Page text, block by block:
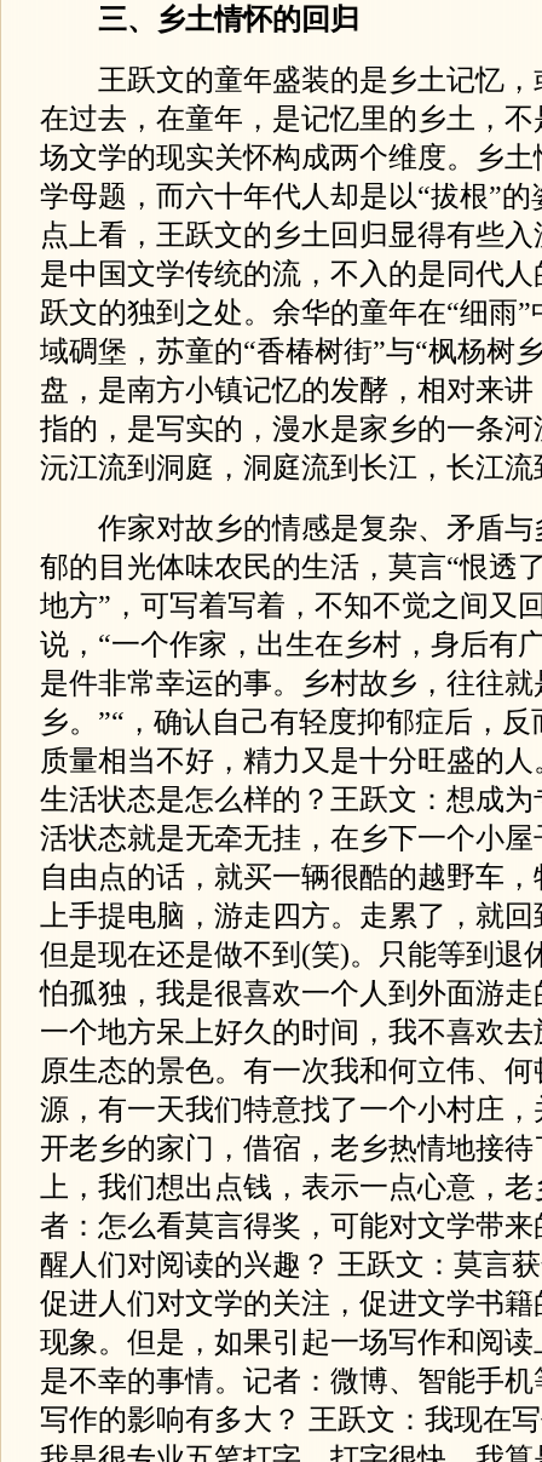
三、乡土情怀的回归
王跃文的童年盛装的是乡土记忆，
在过去，在童年，是记忆里的乡土，
场文学的现实关怀构成两个维度。乡
学母题，而六十年代人却是以“拔根”
点上看，王跃文的乡土回归显得有些
是中国文学传统的流，不入的是同代
跃文的独到之处。余华的童年在“细雨
域碉堡，苏童的“香椿树街”与“枫杨树
盘，是南方小镇记忆的发酵，相对来
指的，是写实的，漫水是家乡的一条
沅江流到洞庭，洞庭流到长江，长江
作家对故乡的情感是复杂、矛盾与
郁的目光体味农民的生活，莫言“恨透
地方”，可写着写着，不知不觉之间又
说，“一个作家，出生在乡村，身后有
是件非常幸运的事。乡村故乡，往往
乡。”“，确认自己有轻度抑郁症后，
质量相当不好，精力又是十分旺盛的
生活状态是怎么样的？王跃文：想成
活状态就是无牵无挂，在乡下一个小
自由点的话，就买一辆很酷的越野车
上手提电脑，游走四方。走累了，就
但是现在还是做不到(笑)。只能等到退
怕孤独，我是很喜欢一个人到外面游
一个地方呆上好久的时间，我不喜欢
原生态的景色。有一次我和何立伟、
源，有一天我们特意找了一个小村庄
开老乡的家门，借宿，老乡热情地接
上，我们想出点钱，表示一点心意，
者：怎么看莫言得奖，可能对文学带
醒人们对阅读的兴趣？ 王跃文：莫言
促进人们对文学的关注，促进文学书
现象。但是，如果引起一场写作和阅
是不幸的事情。记者：微博、智能手
写作的影响有多大？ 王跃文：我现在